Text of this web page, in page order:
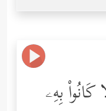
بِهِۦ